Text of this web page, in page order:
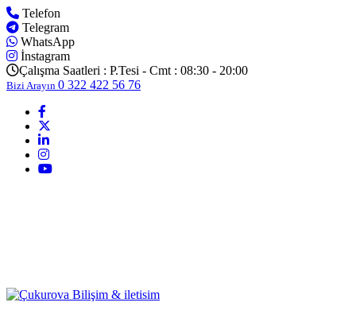
Telefon
Telegram
WhatsApp
İnstagram
Çalışma Saatleri : P.Tesi - Cmt : 08:30 - 20:00
Bizi Arayın 0 322 422 56 76